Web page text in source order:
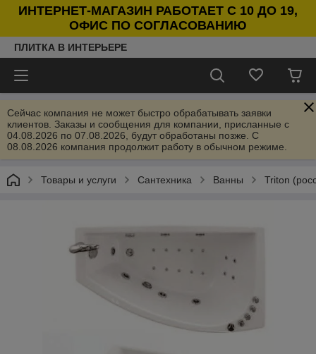
ИНТЕРНЕТ-МАГАЗИН РАБОТАЕТ С 10 ДО 19,
ОФИС ПО СОГЛАСОВАНИЮ
ПЛИТКА В ИНТЕРЬЕРЕ
Сейчас компания не может быстро обрабатывать заявки
клиентов. Заказы и сообщения для компании, присланные с
04.08.2026 по 07.08.2026, будут обработаны позже. С
08.08.2026 компания продолжит работу в обычном режиме.
Товары и услуги Сантехника Ванны Triton